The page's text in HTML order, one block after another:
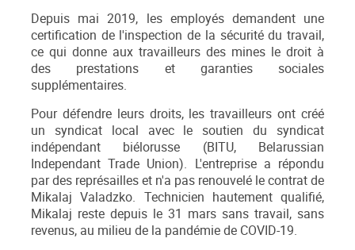
Depuis mai 2019, les employés demandent une
certiﬁcation de l'inspection de la sécurité du travail,
ce qui donne aux travailleurs des mines le droit à
des prestations et garanties sociales
supplémentaires.
Pour défendre leurs droits, les travailleurs ont créé
un syndicat local avec le soutien du syndicat
indépendant biélorusse (BITU, Belarussian
Independant Trade Union). L'entreprise a répondu
par des représailles et n'a pas renouvelé le contrat de
Mikalaj Valadzko. Technicien hautement qualiﬁé,
Mikalaj reste depuis le 31 mars sans travail, sans
revenus, au milieu de la pandémie de COVID-19.